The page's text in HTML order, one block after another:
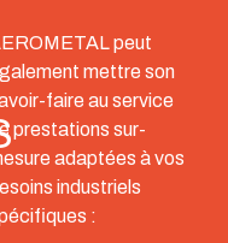
peut
mettre son
faire au service
prestations sur-
adaptées à vos
industriels
: